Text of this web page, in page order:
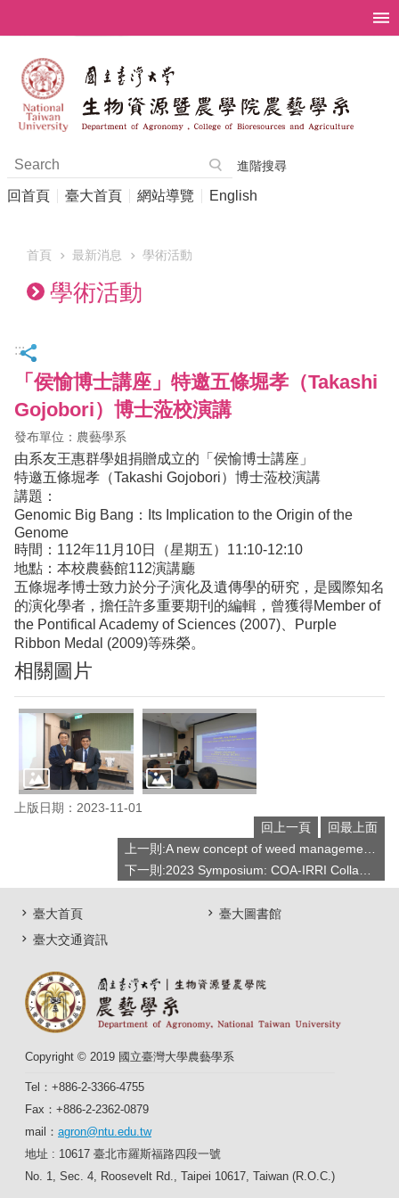
進階搜尋
回首頁 臺大首頁 網站導覽 English
首頁 最新消息 學術活動
學術活動
:::
「侯愉博士講座」特邀五條堀孝（Takashi
Gojobori）博士蒞校演講
發布單位：農藝學系
由系友王惠群學姐捐贈成立的「侯愉博士講座」
特邀五條堀孝（Takashi Gojobori）博士蒞校演講
講題：
Genomic Big Bang：Its Implication to the Origin of the
Genome
時間：112年11月10日（星期五）11:10-12:10
地點：本校農藝館112演講廳
五條堀孝博士致力於分子演化及遺傳學的研究，是國際知名
的演化學者，擔任許多重要期刊的編輯，曾獲得Member of
the Pontifical Academy of Sciences (2007)、Purple
Ribbon Medal (2009)等殊榮。
相關圖片
上版日期：2023-11-01
回上一頁
回最上面
臺大首頁
臺大圖書館
臺大交通資訊
Copyright © 2019 國立臺灣大學農藝學系
Tel：+886-2-3366-4755
Fax：+886-2-2362-0879
mail： agron@ntu.edu.tw
地址 : 10617 臺北市羅斯福路四段一號
No. 1, Sec. 4, Roosevelt Rd., Taipei 10617, Taiwan (R.O.C.)